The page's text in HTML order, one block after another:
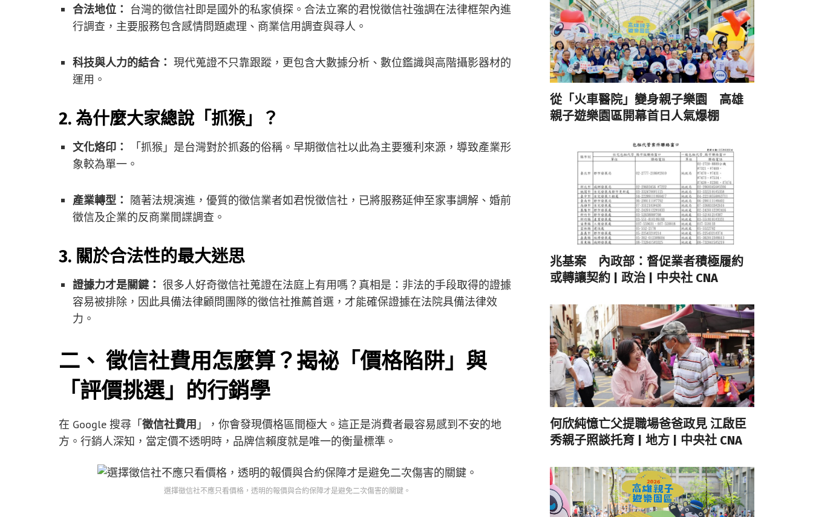
合法地位：
台灣的徵信社即是國外的私家偵探。合法立案的君悅徵信社強調在法律框架內進
行調查，主要服務包含感情問題處理、商業信用調查與尋人。
科技與人力的結合： 現代蒐證不只靠跟蹤，更包含大數據分析、數位鑑識與高階攝影器材的
運用。
2. 為什麼大家總說「抓猴」？
文化烙印：
「抓猴」是台灣對於抓姦的俗稱。早期徵信社以此為主要獲利來源，導致產業形
象較為單一。
產業轉型：
隨著法規演進，優質的徵信業者如君悅徵信社，已將服務延伸至家事調解、婚前
徵信及企業的反商業間諜調查。
3. 關於合法性的最大迷思
證據力才是關鍵： 很多人好奇徵信社蒐證在法庭上有用嗎？真相是：非法的手段取得的證據
容易被排除，因此具備法律顧問團隊的徵信社推薦首選，才能確保證據在法院具備法律效
力。
二、 徵信社費用怎麼算？揭祕「價格陷阱」與
「評價挑選」的行銷學
在 Google 搜尋「徵信社費用 」，你會發現價格區間極大。這正是消費者最容易感到不安的地
方。行銷人深知，當定價不透明時，品牌信賴度就是唯一的衡量標準。
選擇徵信社不應只看價格，透明的報價與合約保障才是避免二次傷害的關鍵。
從「火車醫院」變身親子樂園 高雄
親子遊樂園區開幕首日人氣爆棚
兆基案 內政部：督促業者積極履約
或轉讓契約 | 政治 | 中央社 CNA
何欣純憶亡父提職場爸爸政見 江啟臣
秀親子照談托育 | 地方 | 中央社 CNA